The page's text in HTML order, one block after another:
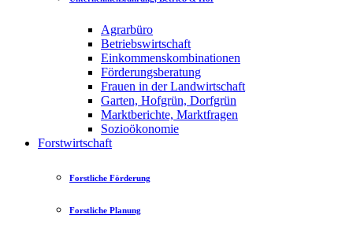
Agrarbüro
Betriebswirtschaft
Einkommenskombinationen
Förderungsberatung
Frauen in der Landwirtschaft
Garten, Hofgrün, Dorfgrün
Marktberichte, Marktfragen
Sozioökonomie
Forstwirtschaft
Forstliche Förderung
Forstliche Planung